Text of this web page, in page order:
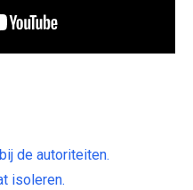
de autoriteiten.
isoleren.